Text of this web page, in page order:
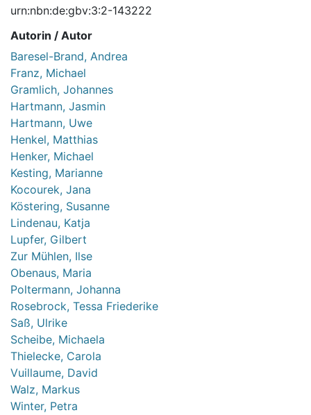
urn:nbn:de:gbv:3:2-143222
Autorin / Autor
Baresel-Brand, Andrea
Franz, Michael
Gramlich, Johannes
Hartmann, Jasmin
Hartmann, Uwe
Henkel, Matthias
Henker, Michael
Kesting, Marianne
Kocourek, Jana
Köstering, Susanne
Lindenau, Katja
Lupfer, Gilbert
Zur Mühlen, Ilse
Obenaus, Maria
Poltermann, Johanna
Rosebrock, Tessa Friederike
Saß, Ulrike
Scheibe, Michaela
Thielecke, Carola
Vuillaume, David
Walz, Markus
Winter, Petra